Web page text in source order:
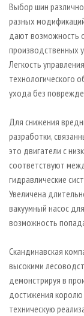
Выбор шин
разных
дают возможность
производственных
Легкость
технологического
ухода без
Для снижения
разработки,
это двигатели с
соответствуют
гидравлические
Увеличена
вакуумный насос
возможность
Скандинавская
высокими
демонстрируя в
достижения королю
техническую